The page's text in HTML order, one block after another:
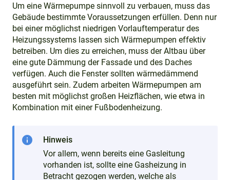
Um eine Wärmepumpe sinnvoll zu verbauen, muss das
Gebäude bestimmte Voraussetzungen erfüllen. Denn nur
bei einer möglichst niedrigen Vorlauftemperatur des
Heizungssystems lassen sich Wärmepumpen effektiv
betreiben. Um dies zu erreichen, muss der Altbau über
eine gute Dämmung der Fassade und des Daches
verfügen. Auch die Fenster sollten wärmedämmend
ausgeführt sein. Zudem arbeiten Wärmepumpen am
besten mit möglichst großen Heizflächen, wie etwa in
Kombination mit einer Fußbodenheizung.
info
Hinweis
Vor allem, wenn bereits eine Gasleitung
vorhanden ist, sollte eine Gasheizung in
Betracht gezogen werden, welche als